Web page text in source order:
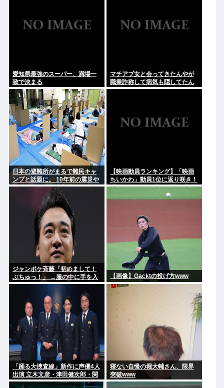
愛知県最強のスーパー、満場一
致で決まる
マチアプ女と会ってきたんやが
職業詐称して病気も隠してたん
やが
日本の避難所がまるで難民キャ
ンプと話題に。 10年前の震災や
能登自身の頃から指摘されてた
のになぜ改善されないのか？
【映画動員ランキング】「映画
ちいかわ」動員1位に返り咲き！
「ミニオンズ」「あの星」「ブ
ルーロック」もランクイン
ジャンポケ斉藤「初めまして！
ぶちゅっ！」 →服の中に手を入
れ胸を揉み始める。 これ異常者
【画像】Gacktの投げ方www
「踊る大捜査線」新作に声優4人
出演 立木文彦・津田健次郎・関
智一・野島健児ら警察庁の最高
寝ない自慢の堀大輔さん、限界
突破www